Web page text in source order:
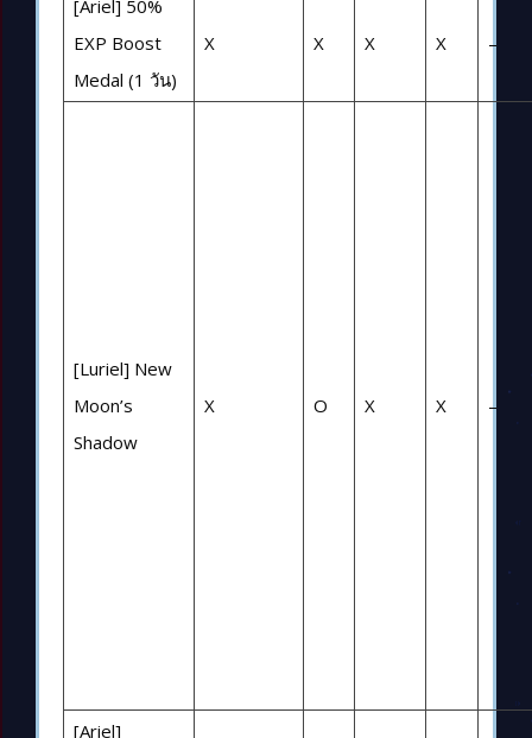
[Ariel] 50%
EXP Boost
Medal (1 วัน)
X X X X –
[Luriel] New
Moon’s
Shadow
X O X X –
[Ariel]